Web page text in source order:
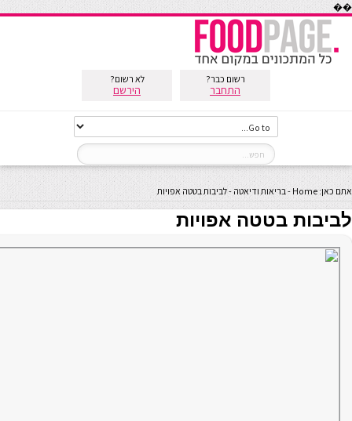
��
רשום כבר?
התחבר
לא רשום?
הירשם
אתם כאן: Home
-בריאות ודיאטה -לביבות בטטה אפויות
לביבות בטטה אפויות